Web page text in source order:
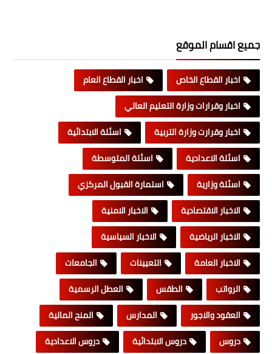
جميع اقسام الموقع
اخبار القطاع الخاص
اخبار القطاع العام
اخبار وقرارات وزارة التعليم العالي
اخبار وقرارت وزارة التربية
اسئلة الابتدائية
اسئلة الاعدادية
اسئلة المتوسطة
اسئلة وزارية
استمارة القبول المركزي
الاخبار الاقتصادية
الاخبار الامنية
الاخبار الرياضية
الاخبار السياسية
الاخبار العامة
التعيينات
الجامعات
الرواتب
الطقس
العطل الرسمية
العقود والاجور
المدارس
المنح المالية
دروس
دروس الابتدائية
دروس الاعدادية